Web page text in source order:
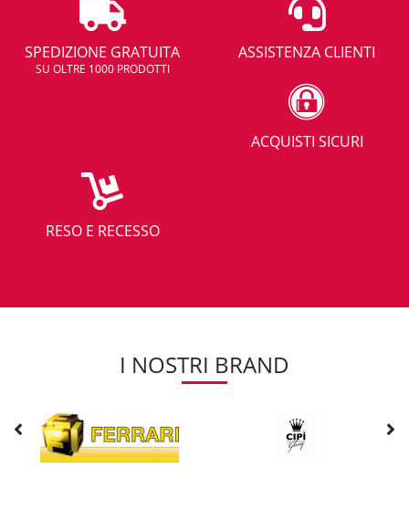
SPEDIZIONE GRATUITA
SU OLTRE 1000 PRODOTTI
ASSISTENZA CLIENTI
ACQUISTI SICURI
RESO E RECESSO
I NOSTRI BRAND